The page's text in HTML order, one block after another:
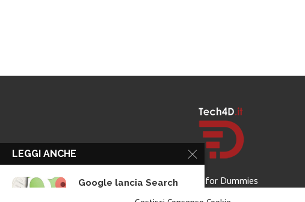
Tech for Dummies
LEGGI ANCHE
Google lancia Search